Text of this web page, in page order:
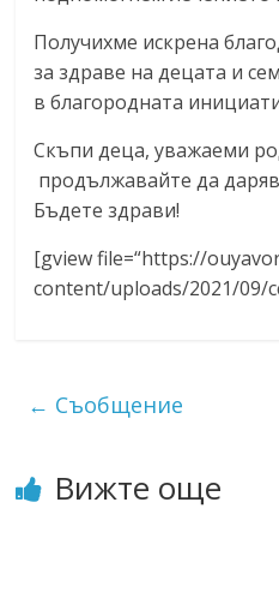
Получихме искрена
за здраве на децата и
в благородната
Скъпи деца, уважаеми
продължавайте да
Бъдете здрави!
[gview file=“https://
content/uploads/2021/09/
← Съобщение
Вижте още